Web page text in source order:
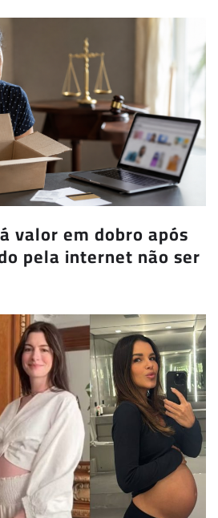
valor em dobro após
pela internet não ser